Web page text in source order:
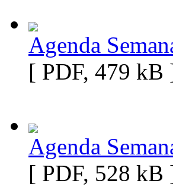
Agenda
[ PDF, 479 kB
Agenda
[ PDF, 528 kB